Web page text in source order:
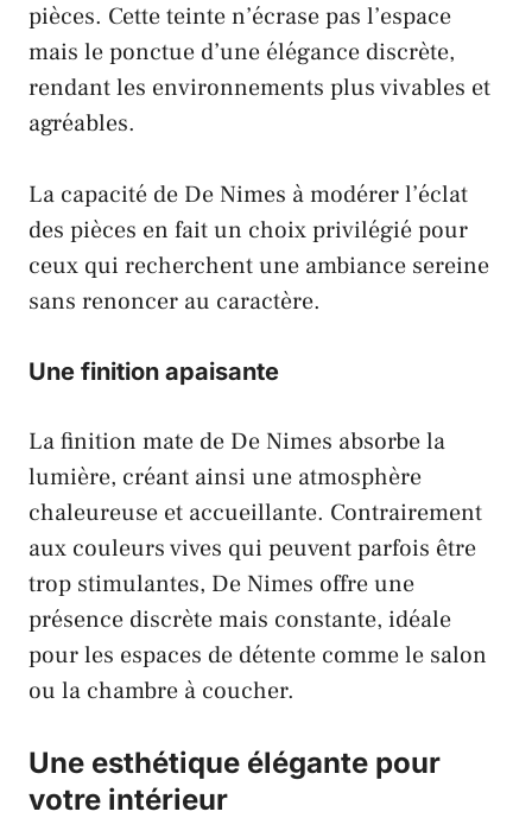
pièces. Cette teinte n’écrase pas l’espace
mais le ponctue d’une élégance discrète,
rendant les environnements plus vivables et
agréables.
La capacité de De Nimes à modérer l’éclat
des pièces en fait un choix privilégié pour
ceux qui recherchent une ambiance sereine
sans renoncer au caractère.
Une finition apaisante
La finition mate de De Nimes absorbe la
lumière, créant ainsi une atmosphère
chaleureuse et accueillante. Contrairement
aux couleurs vives qui peuvent parfois être
trop stimulantes, De Nimes offre une
présence discrète mais constante, idéale
pour les espaces de détente comme le salon
ou la chambre à coucher.
Une esthétique élégante pour
votre intérieur